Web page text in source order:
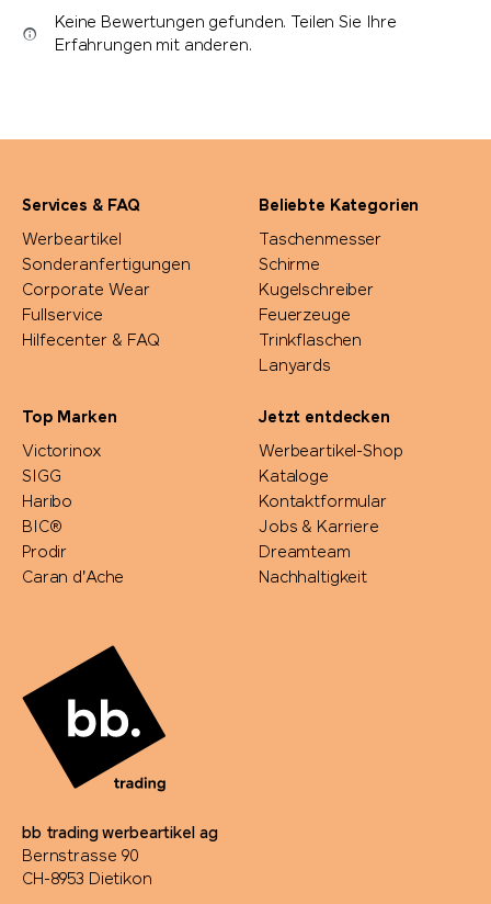
Keine Bewertungen gefunden. Teilen Sie Ihre
Erfahrungen mit anderen.
Services & FAQ
Werbeartikel
Sonderanfertigungen
Corporate Wear
Fullservice
Hilfecenter & FAQ
Beliebte Kategorien
Taschenmesser
Schirme
Kugelschreiber
Feuerzeuge
Trinkflaschen
Lanyards
Top Marken
Victorinox
SIGG
Haribo
BIC®
Prodir
Caran d'Ache
Jetzt entdecken
Werbeartikel-Shop
Kataloge
Kontaktformular
Jobs & Karriere
Dreamteam
Nachhaltigkeit
bb trading werbeartikel ag
Bernstrasse 90
CH-8953 Dietikon